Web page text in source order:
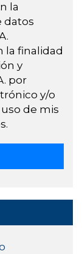
la
datos
la finalidad
y
por
y/o
de mis